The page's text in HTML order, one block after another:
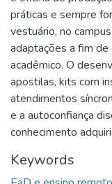
práticas e sempre
vestuário, no
adaptações a fim de
acadêmico. O
apostilas, kits com
atendimentos
e a autoconfiança
conhecimento
Keywords